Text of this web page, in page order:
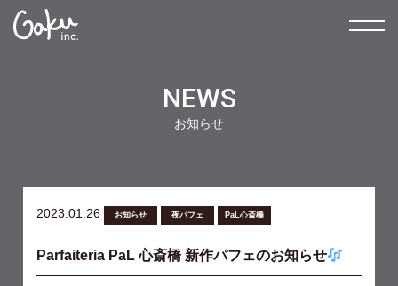
NEWS
お知らせ
2023.01.26 お知らせ 夜パフェ PaL心斎橋
Parfaiteria PaL 心斎橋 新作パフェのお知らせ